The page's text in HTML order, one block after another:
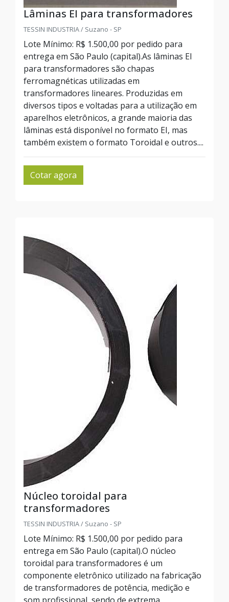
Lâminas EI para transformadores
TESSIN INDUSTRIA / Suzano - SP
Lote Mínimo: R$ 1.500,00 por pedido para
entrega em São Paulo (capital).As lâminas EI
para transformadores são chapas
ferromagnéticas utilizadas em
transformadores lineares. Produzidas em
diversos tipos e voltadas para a utilização em
aparelhos eletrônicos, a grande maioria das
lâminas está disponível no formato EI, mas
também existem o formato Toroidal e outros....
Cotar agora
Núcleo toroidal para
transformadores
TESSIN INDUSTRIA / Suzano - SP
Lote Mínimo: R$ 1.500,00 por pedido para
entrega em São Paulo (capital).O núcleo
toroidal para transformadores é um
componente eletrônico utilizado na fabricação
de transformadores de potência, medição e